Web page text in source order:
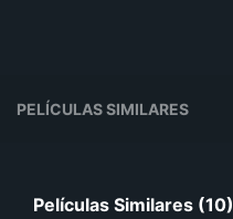
PELÍCULAS SIMILARES
Películas Similares (10)